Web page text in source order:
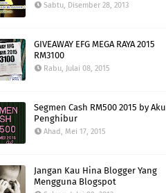
Sabtu, Disember 28, 2013
GIVEAWAY EFG MEGA RAYA 2015
RM3100
Rabu, Julai 08, 2015
Segmen Cash RM500 2015 by Aku
Penghibur
Ahad, Mei 17, 2015
Jangan Kau Hina Blogger Yang
Mengguna Blogspot